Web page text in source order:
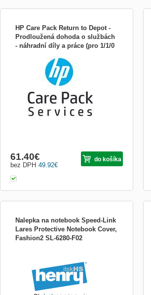
HP Care Pack Return to Depot -
Prodloužená dohoda o službách
- náhradní díly a práce (pro 1/1/0
náhradní díly a práce (pro 1/1/0 záruka) -
3 let - 9x5 - pro Mobile Thin Client mt20,
mt21, mt42, mt43; ProBook 430 G7, 445
G7, 450 G4, 455 G7; x360
49.92€
bez DPH
61.40€ do košíka
Nalepka na notebook Speed-Link
Lares Protective Notebook Cover,
Fashion2 SL-6280-F02
existuje vhodný design. Pouze s několika
málo manipulačními kroky získá Notebook
díky individuální úpravě svou hodnotu.
Kromě toho c